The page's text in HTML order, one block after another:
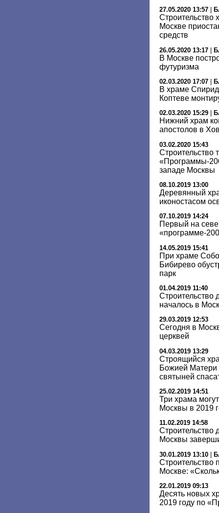
27.05.2020 13:57
Строительство
Москве
средств
26.05.2020 13:17 |
В Москве
футуризма
02.03.2020 17:07
В храме
Коптеве
02.03.2020 15:29
Нижний храм
апостолов в
03.02.2020 15:43
Строительство
«Программы-
западе Москвы
08.10.2019 13:00
Деревянный
иконостасом
07.10.2019 14:24
Первый на
«программе-
14.05.2019 15:41
При храме
Бибирево
парк
01.04.2019 11:40
Строительство
началось в
29.03.2019 12:53
Сегодня в
церквей
04.03.2019 13:29
Строящийся
Божией Матери
святыней
25.02.2019 14:51
Три храма
Москвы в 2019
11.02.2019 14:58
Строительство
Москвы
30.01.2019 13:10 |
Строительство
Москве:
22.01.2019 09:13
Десять новых
2019 году по